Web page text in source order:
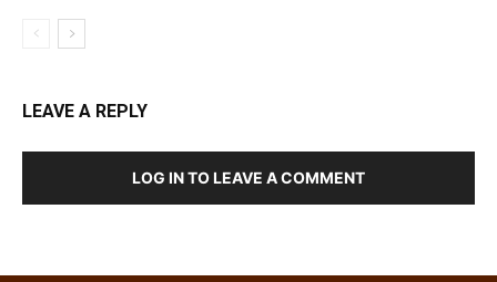
LEAVE A REPLY
LOG IN TO LEAVE A COMMENT